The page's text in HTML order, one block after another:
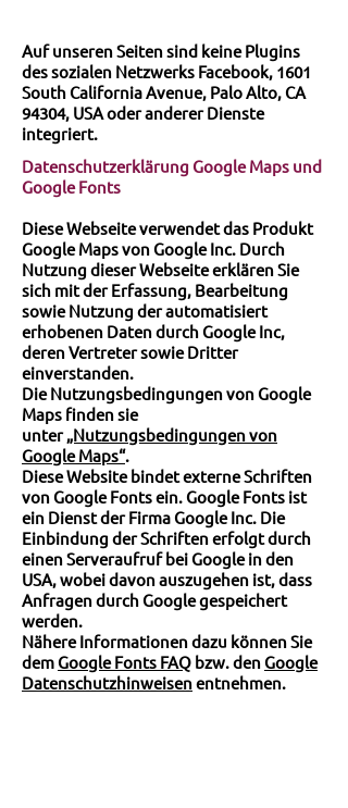
Auf unseren Seiten sind keine Plugins
des sozialen Netzwerks Facebook, 1601
South California Avenue, Palo Alto, CA
94304, USA oder anderer Dienste
integriert.
Datenschutzerklärung Google Maps und
Google Fonts
Diese Webseite verwendet das Produkt
Google Maps von Google Inc. Durch
Nutzung dieser Webseite erklären Sie
sich mit der Erfassung, Bearbeitung
sowie Nutzung der automatisiert
erhobenen Daten durch Google Inc,
deren Vertreter sowie Dritter
einverstanden.
Die Nutzungsbedingungen von Google
Maps finden sie
unter„Nutzungsbedingungen von
Google Maps“.
Diese Website bindet externe Schriften
von Google Fonts ein. Google Fonts ist
ein Dienst der Firma Google Inc. Die
Einbindung der Schriften erfolgt durch
einen Serveraufruf bei Google in den
USA, wobei davon auszugehen ist, dass
Anfragen durch Google gespeichert
werden.
Nähere Informationen dazu können Sie
demGoogle Fonts FAQ bzw. denGoogle
Datenschutzhinweisenentnehmen.